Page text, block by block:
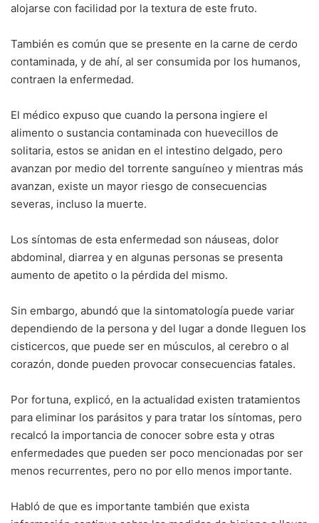
alojarse con facilidad por la textura de este fruto.
También es común que se presente en la carne de cerdo
contaminada, y de ahí, al ser consumida por los humanos,
contraen la enfermedad.
El médico expuso que cuando la persona ingiere el
alimento o sustancia contaminada con huevecillos de
solitaria, estos se anidan en el intestino delgado, pero
avanzan por medio del torrente sanguíneo y mientras más
avanzan, existe un mayor riesgo de consecuencias
severas, incluso la muerte.
Los síntomas de esta enfermedad son náuseas, dolor
abdominal, diarrea y en algunas personas se presenta
aumento de apetito o la pérdida del mismo.
Sin embargo, abundó que la sintomatología puede variar
dependiendo de la persona y del lugar a donde lleguen los
cisticercos, que puede ser en músculos, al cerebro o al
corazón, donde pueden provocar consecuencias fatales.
Por fortuna, explicó, en la actualidad existen tratamientos
para eliminar los parásitos y para tratar los síntomas, pero
recalcó la importancia de conocer sobre esta y otras
enfermedades que pueden ser poco mencionadas por ser
menos recurrentes, pero no por ello menos importante.
Habló de que es importante también que exista